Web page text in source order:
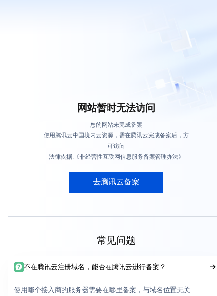
网站暂时无法访问
您的网站未完成备案
使用腾讯云中国境内云资源，需在腾讯云完成备案后，方
可访问
法律依据:《非经营性互联网信息服务备案管理办法》
去腾讯云备案
常见问题
不在腾讯云注册域名，能否在腾讯云进行备案？
使用哪个接入商的服务器需要在哪里备案，与域名位置无关